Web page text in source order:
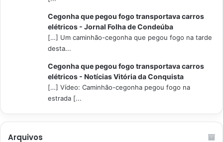
Cegonha que pegou fogo transportava carros
elétricos - Jornal Folha de Condeúba
[…] Um caminhão-cegonha que pegou fogo na tarde
desta...
Cegonha que pegou fogo transportava carros
elétricos - Notícias Vitória da Conquista
[…] Vídeo: Caminhão-cegonha pegou fogo na
estrada [...
Arquivos